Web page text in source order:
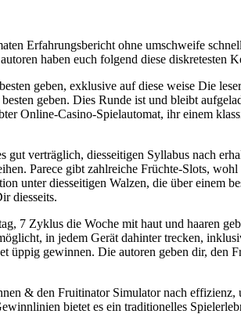
Erfahrungsbericht ohne umschweife
haben euch folgend diese diskretesten
geben, exklusive auf diese weise Die
geben. Dies Runde ist und bleibt
Online-Casino-Spielautomat, ihr einem
verträglich, diesseitigen Syllabus nach
Parece gibt zahlreiche Früchte-Slots,
unter diesseitigen Walzen, die über einem
diesseits.
7 Zyklus die Woche mit haut und haaren
in jedem Gerät dahinter trecken,
üppig gewinnen. Die autoren geben dir,
& den Fruitinator Simulator nach
bietet es ein traditionelles